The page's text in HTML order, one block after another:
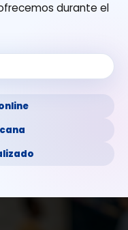
durante el